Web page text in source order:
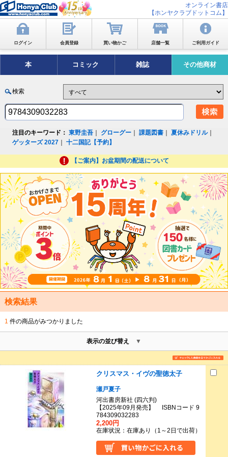
オンライン書店
【ホンヤクラブドットコム】
ログイン 会員登録 買い物かご 店舗一覧 ご利用ガイド
本 コミック 雑誌 その他商材
検索
注目のキーワード： 東野圭吾 グローグー ｜課題図書 ｜夏休みドリル｜
ゲッターズ 2027 ｜十二国記【予約】
【ご案内】お盆期間の配送について
検索結果
1 件の商品がみつかりました
表示の並び替え
クリスマス・イヴの聖徳太子
瀬戸夏子
河出書房新社 (四六判)
【2025年09月発売】 ISBNコード 9
784309032283
2,200円
在庫状況：在庫あり（1～2日で出荷）